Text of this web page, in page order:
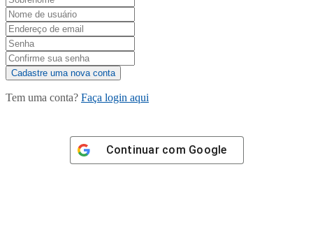
Tem uma conta? Faça login aqui
Continuar com Google